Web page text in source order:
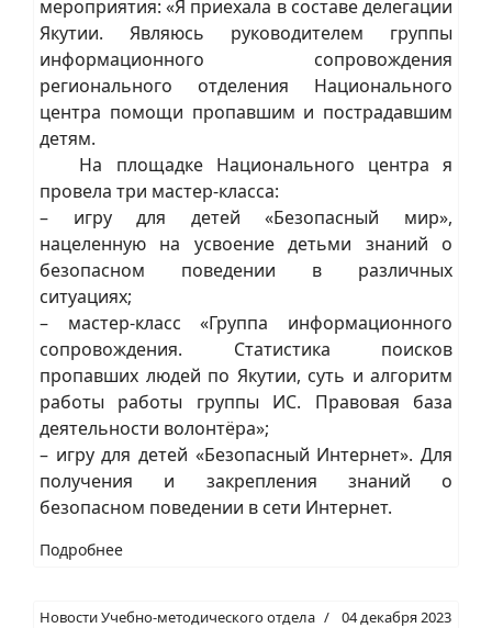
мероприятия: «Я приехала в составе делегации
Якутии. Являюсь руководителем группы
информационного сопровождения
регионального отделения Национального
центра помощи пропавшим и пострадавшим
детям.
На площадке Национального центра я
провела три мастер-класса:
– игру для детей «Безопасный мир»,
нацеленную на усвоение детьми знаний о
безопасном поведении в различных
ситуациях;
– мастер-класс «Группа информационного
сопровождения. Статистика поисков
пропавших людей по Якутии, суть и алгоритм
работы работы группы ИС. Правовая база
деятельности волонтёра»;
– игру для детей «Безопасный Интернет». Для
получения и закрепления знаний о
безопасном поведении в сети Интернет.
Подробнее
Новости Учебно-методического отдела 04 декабря 2023